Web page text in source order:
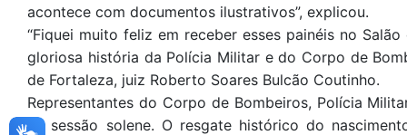
acontece com documentos ilustrativos”, explicou.
“Fiquei muito feliz em receber esses painéis no
gloriosa história da Polícia Militar e do Corpo de
de Fortaleza, juiz Roberto Soares Bulcão Coutinho.
Representantes do Corpo de Bombeiros, Polícia
na sessão solene. O resgate histórico do